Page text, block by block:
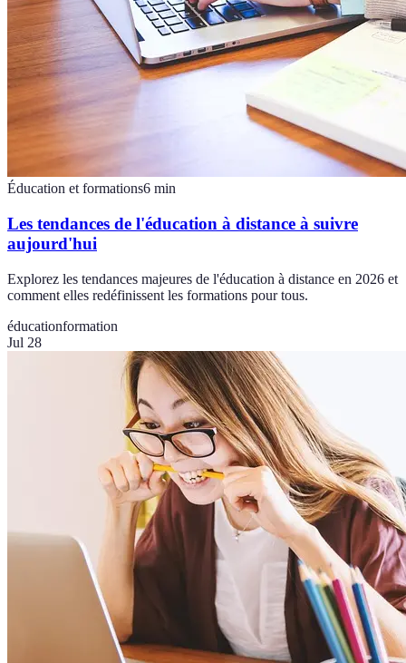
Éducation et formations6 min
Les tendances de l'éducation à distance à suivre
aujourd'hui
Explorez les tendances majeures de l'éducation à distance en 2026 et
comment elles redéfinissent les formations pour tous.
éducationformation
Jul 28